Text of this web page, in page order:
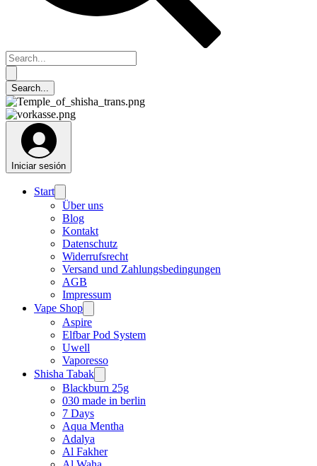
Iniciar sesión
Start
Über uns
Blog
Kontakt
Datenschutz
Widerrufsrecht
Versand und Zahlungsbedingungen
AGB
Impressum
Vape Shop
Aspire
Elfbar Pod System
Uwell
Vaporesso
Shisha Tabak
Blackburn 25g
030 made in berlin
7 Days
Aqua Mentha
Adalya
Al Fakher